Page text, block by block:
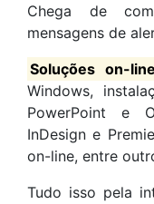
Chega de
mensagens de
Soluções on-line
Windows,
PowerPoint e
InDesign e
on-line, entre
Tudo isso pela